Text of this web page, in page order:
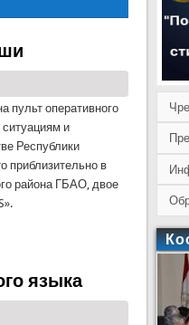
пульт оперативного
и
Республики
приблизительно в
района ГБАО, двое
семейная пара из
языка